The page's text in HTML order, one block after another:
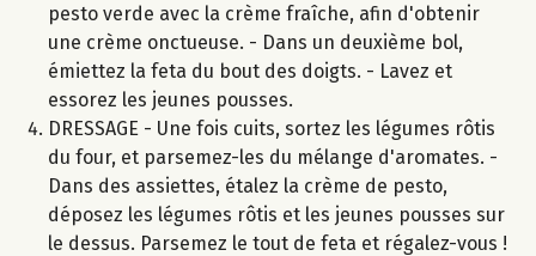
pesto verde avec la crème fraîche, afin d'obtenir
une crème onctueuse. - Dans un deuxième bol,
émiettez la feta du bout des doigts. - Lavez et
essorez les jeunes pousses.
DRESSAGE - Une fois cuits, sortez les légumes rôtis
du four, et parsemez-les du mélange d'aromates. -
Dans des assiettes, étalez la crème de pesto,
déposez les légumes rôtis et les jeunes pousses sur
le dessus. Parsemez le tout de feta et régalez-vous !